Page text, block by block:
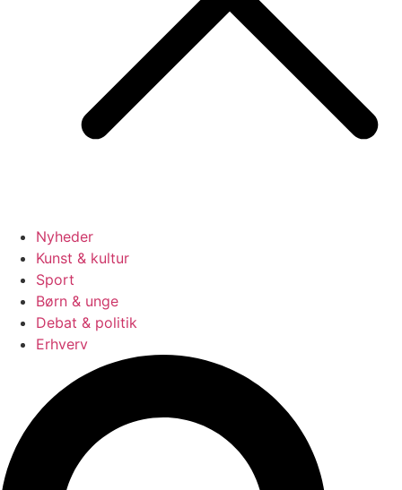
Nyheder
Kunst & kultur
Sport
Børn & unge
Debat & politik
Erhverv